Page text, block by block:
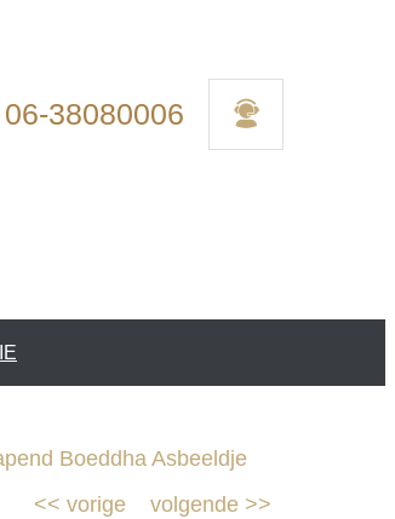
06-38080006
Boeddha Asbeeldje
volgende >>
<< vorige